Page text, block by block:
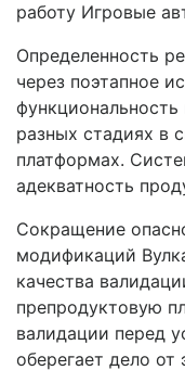
работу Игровые
Определенность
через поэтапное
разных стадиях в
платформах.
адекватность
Сокращение
модификаций
качества
препродуктовую
валидации перед
оберегает дело от